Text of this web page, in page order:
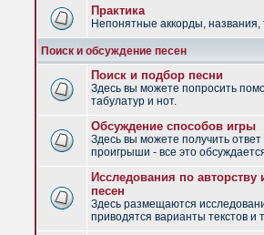
Практика
Непонятные аккорды,
Поиск и обсуждение песен
Поиск и подбор песни
Здесь вы можете попросить
табулатур и нот.
Обсуждение способов игры
Здесь вы можете получить
проигрыши - все это
Исследования по
песен
Здесь размещаются
приводятся варианты текстов и